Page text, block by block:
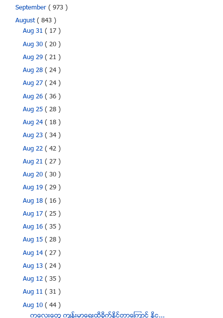
September ( 973 )
August( 843 )
Aug 31( 17 )
Aug 30( 20 )
Aug 29( 21 )
Aug 28( 24 )
Aug 27( 24 )
Aug 26( 36 )
Aug 25( 28 )
Aug 24( 18 )
Aug 23( 34 )
Aug 22( 42 )
Aug 21( 27 )
Aug 20( 30 )
Aug 19( 29 )
Aug 18( 16 )
Aug 17( 25 )
Aug 16( 35 )
Aug 15( 28 )
Aug 14( 27 )
Aug 13( 24 )
Aug 12( 35 )
Aug 11( 31 )
Aug 10( 44 )
ကေလးေတြ က်န္းမာေရးထိခိုုက္ႏိုင္တာေၾကာင့္ ႏိုင...